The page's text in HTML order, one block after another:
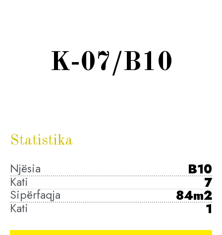
K-07/B10
Statistika
Njësia B10
Kati 7
Sipërfaqja 84m2
Kati 1